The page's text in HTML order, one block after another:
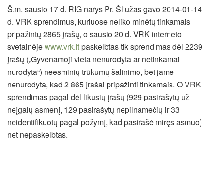
Š.m. sausio 17 d. RIG narys Pr. Šliužas gavo 2014-01-14
d. VRK sprendimus, kuriuose neliko minėtų tinkamais
pripažintų 2865 įrašų, o sausio 20 d. VRK interneto
svetainėjewww.vrk.ltpaskelbtas tik sprendimas dėl 2239
įrašų („Gyvenamoji vieta nenurodyta ar netinkamai
nurodyta“) neesminių trūkumų šalinimo, bet jame
nenurodyta, kad 2 865 įrašai pripažinti tinkamais. O VRK
sprendimas pagal dėl likusių įrašų (929 pasirašytų už
neįgalų asmenį, 129 pasirašytų nepilnamečių ir 33
neidentifikuotų pagal požymį, kad pasirašė miręs asmuo)
net nepaskelbtas.